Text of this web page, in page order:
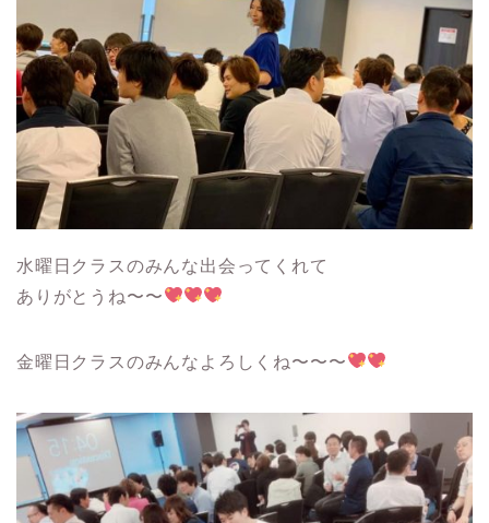
水曜日クラスのみんな出会ってくれて
ありがとうね〜〜
金曜日クラスのみんなよろしくね〜〜〜